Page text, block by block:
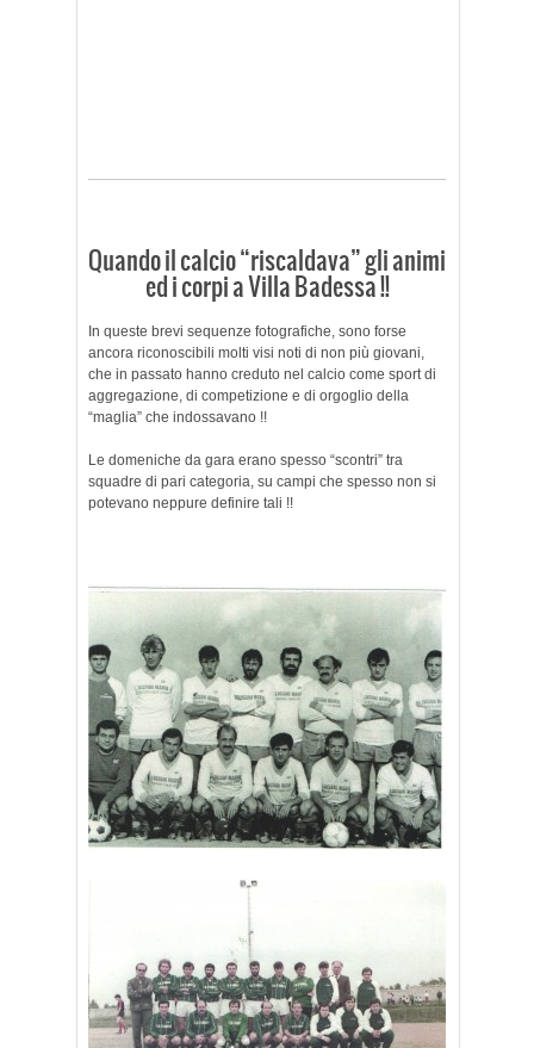
Quando il calcio “riscaldava” gli animi
ed i corpi a Villa Badessa !!
In queste brevi sequenze fotografiche, sono forse
ancora riconoscibili molti visi noti di non più giovani,
che in passato hanno creduto nel calcio come sport di
aggregazione, di competizione e di orgoglio della
“maglia” che indossavano !!
Le domeniche da gara erano spesso “scontri” tra
squadre di pari categoria, su campi che spesso non si
potevano neppure definire tali !!